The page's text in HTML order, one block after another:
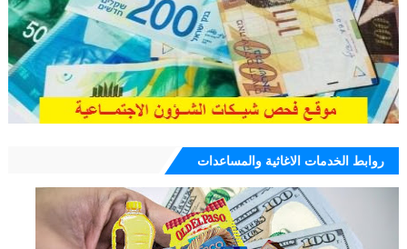
روابط الخدمات الاغاثية والمساعدات